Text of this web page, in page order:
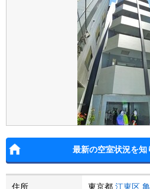
最新の空室状況を知
住所 東京都 江東区